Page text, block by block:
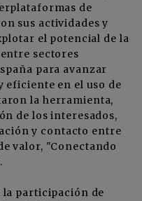
de
sus actividades y
el potencial de la
sectores
para avanzar
eficiente en el uso de
la herramienta,
de los interesados,
y contacto entre
valor, "Conectando
.
participación de